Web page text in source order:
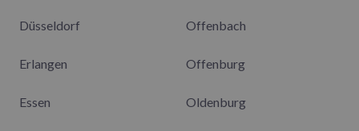
Düsseldorf
Erlangen
Essen
Offenbach
Offenburg
Oldenburg